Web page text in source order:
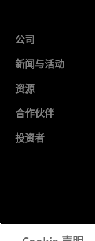
公司
关于 AMD
企业责任
就业机会
联系我们
新闻与活动
新闻中心
媒体库
资源
开发中心
成功案例
合作伙伴
AMD 合作伙伴中心
投资者